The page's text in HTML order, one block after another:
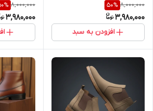
8,000,000
50%
3,980,000
افزودن به سبد
8,000,000
%
3,980,000